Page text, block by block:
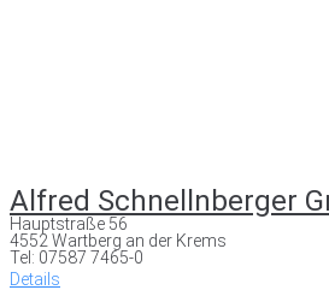
Alfred Schnellnberger
Hauptstraße 56
4552 Wartberg an der Krems
Tel: 07587 7465-0
Details